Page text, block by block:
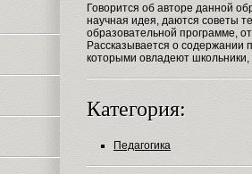
Говорится об авторе данной
научная идея, даются советы
образовательной программе,
Рассказывается о содержании
которыми овладеют
Категория:
Педагогика